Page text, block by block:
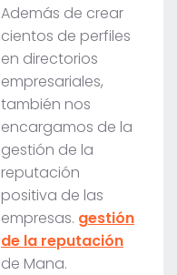
Además de crear
cientos de perfiles
en directorios
empresariales,
también nos
encargamos de la
gestión de la
reputación
positiva de las
empresas. gestión
de la reputación
de Mana.